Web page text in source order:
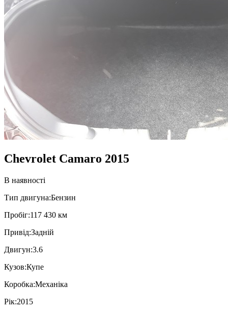
Chevrolet Camaro 2015
В наявності
Тип двигуна:Бензин
Пробiг:117 430 км
Привiд:Задній
Двигун:3.6
Кузов:Купе
Коробка:Механіка
Рік:2015